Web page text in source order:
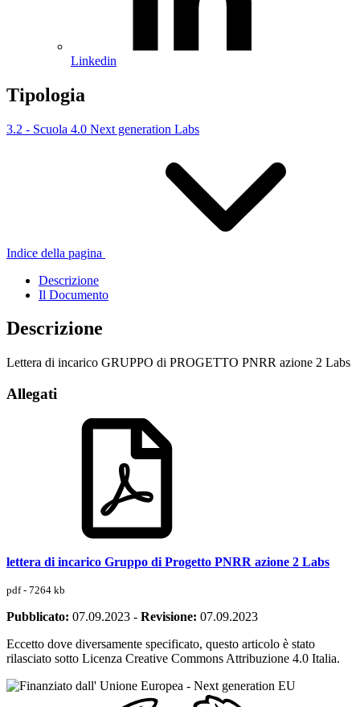
Linkedin
Tipologia
3.2 - Scuola 4.0 Next generation Labs
Indice della pagina
Descrizione
Il Documento
Descrizione
Lettera di incarico GRUPPO di PROGETTO PNRR azione 2 Labs
Allegati
lettera di incarico Gruppo di Progetto PNRR azione 2 Labs
pdf - 7264 kb
Pubblicato: 07.09.2023 - Revisione: 07.09.2023
Eccetto dove diversamente specificato, questo articolo è stato
rilasciato sotto Licenza Creative Commons Attribuzione 4.0 Italia.